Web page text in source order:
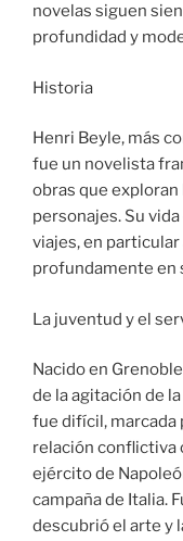
novelas siguen
profundidad y
Historia
Henri Beyle, más
fue un novelista
obras que
personajes. Su
viajes, en
profundamente en
La juventud y el
Nacido en
de la agitación de
fue difícil, marcada
relación conflictiva
ejército de
campaña de Italia.
descubrió el arte y